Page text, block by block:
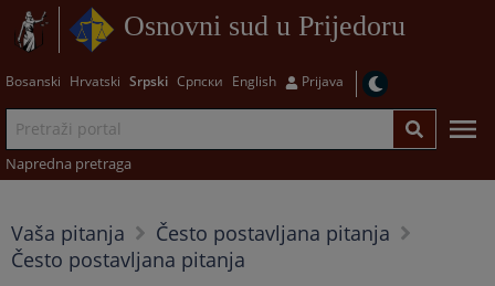
Osnovni sud u Prijedoru
Bosanski Hrvatski Srpski Српски English Prijava
Napredna pretraga
Vaša pitanja
Često postavljana pitanja
Često postavljana pitanja